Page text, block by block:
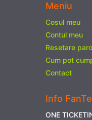
Meniu
Cosul meu
Contul meu
Resetare
Cum pot
Contact
Info
ONE